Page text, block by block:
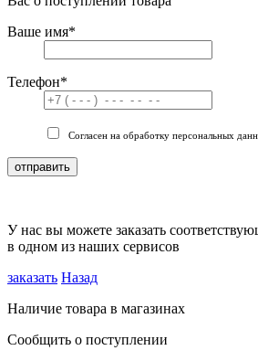
Ваше имя*
Телефон*
Согласен на обработку персональных
отправить
У нас вы можете заказать
в одном из наших сервисов
заказать Назад
Наличие товара в магазинах
Сообщить о поступлении